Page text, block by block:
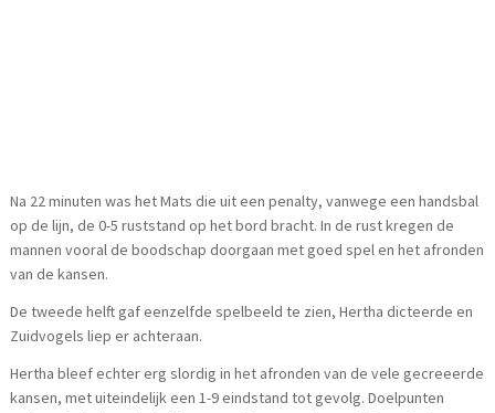
Na 22 minuten was het Mats die uit een penalty, vanwege een handsbal
op de lijn, de 0-5 ruststand op het bord bracht. In de rust kregen de
mannen vooral de boodschap doorgaan met goed spel en het afronden
van de kansen.
De tweede helft gaf eenzelfde spelbeeld te zien, Hertha dicteerde en
Zuidvogels liep er achteraan.
Hertha bleef echter erg slordig in het afronden van de vele gecreeerde
kansen, met uiteindelijk een 1-9 eindstand tot gevolg. Doelpunten